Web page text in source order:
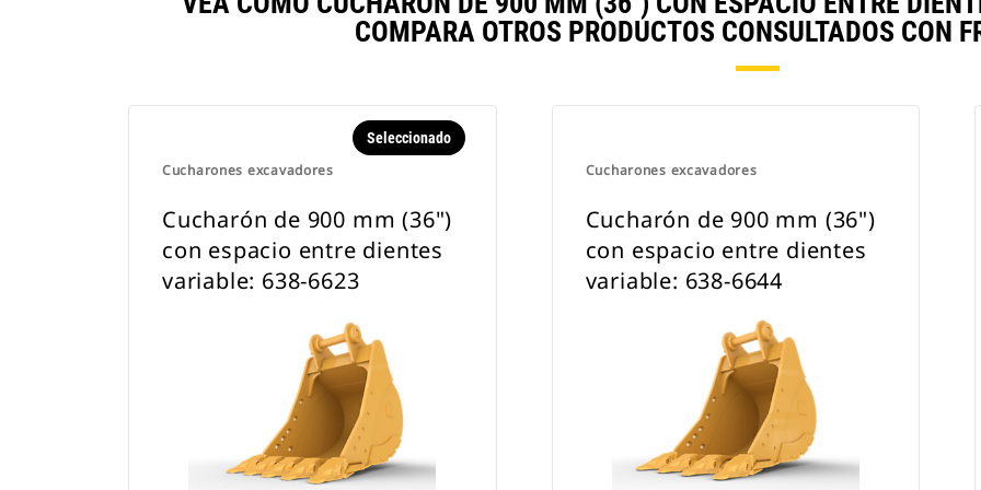
COMPARA OTROS PRODUCTOS CONSULTADOS CON
Cucharones excavadores
Seleccionado
Cucharón de 900 mm (36")
con espacio entre dientes
variable: 638-6623
Cucharones excavadores
Cucharón de 900 mm (36")
con espacio entre dientes
variable: 638-6644